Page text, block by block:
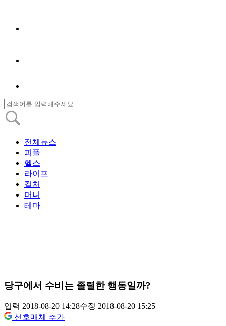
전체뉴스
피플
헬스
라이프
컬처
머니
테마
당구에서 수비는 졸렬한 행동일까?
입력 2018-08-20 14:28수정 2018-08-20 15:25
선호매체 추가